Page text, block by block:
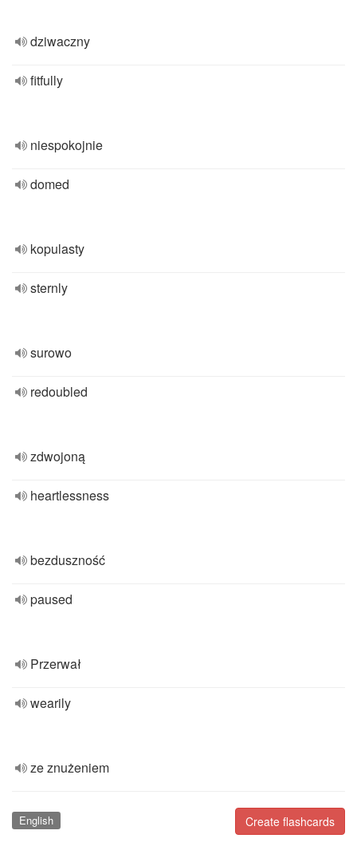
dziwaczny
fitfully
niespokojnie
domed
kopulasty
sternly
surowo
redoubled
zdwojoną
heartlessness
bezduszność
paused
Przerwał
wearily
ze znużeniem
Create flashcards
English